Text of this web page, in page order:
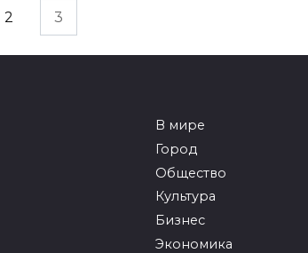
2 3
В мире
Город
Общество
Культура
Бизнес
Экономика